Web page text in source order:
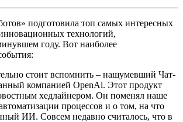
подготовила топ самых интересных
технологий,
году. Вот наиболее
стоит вспомнить – нашумевший Чат-
компанией OpenAl. Этот продукт
хедлайнером. Он поменял наше
процессов и о том, на что
ИИ. Совсем недавно считалось, что в